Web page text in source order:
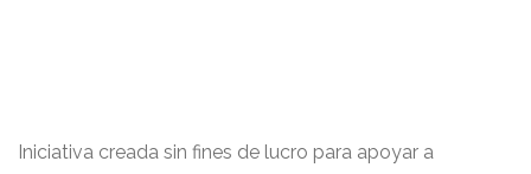
Iniciativa creada sin fines de lucro para apoyar a